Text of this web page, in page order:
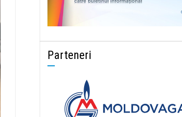
Parteneri